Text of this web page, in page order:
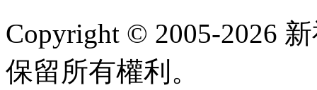
Copyright © 2005-2026
保留所有權利。